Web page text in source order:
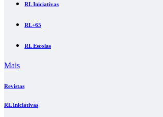
RL Iniciativas
RL+65
RL Escolas
Mais
Revistas
RL Iniciativas